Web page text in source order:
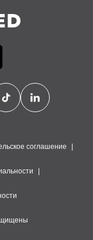
соглашение